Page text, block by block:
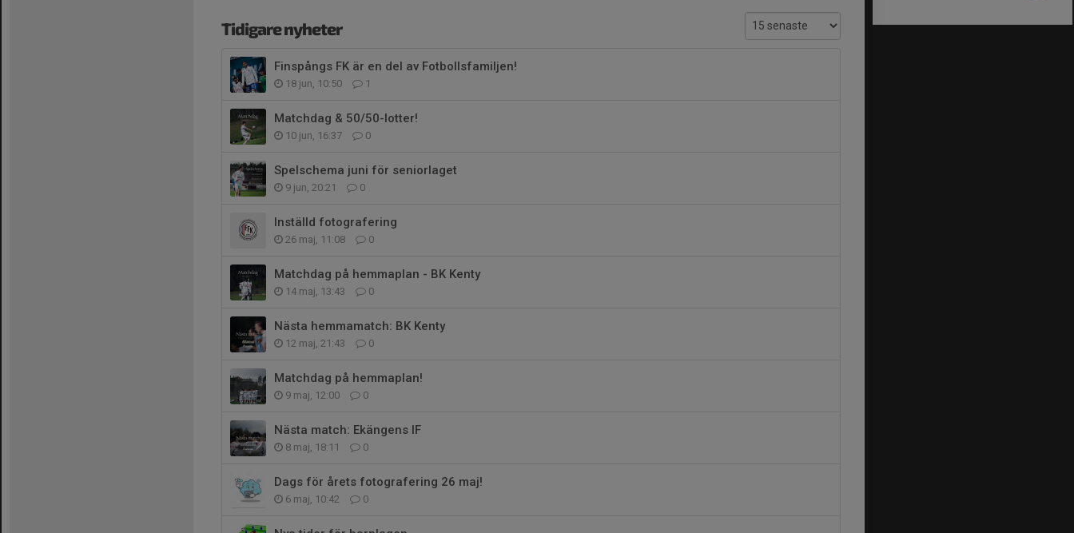
Tidigare nyheter
Finspångs FK är en del av Fotbollsfamiljen!
18 jun, 10:50 1
Matchdag & 50/50-lotter!
10 jun, 16:37 0
Spelschema juni för seniorlaget
9 jun, 20:21 0
Inställd fotografering
26 maj, 11:08 0
Matchdag på hemmaplan - BK Kenty
14 maj, 13:43 0
Nästa hemmamatch: BK Kenty
12 maj, 21:43 0
Matchdag på hemmaplan!
9 maj, 12:00 0
Nästa match: Ekängens IF
8 maj, 18:11 0
Dags för årets fotografering 26 maj!
6 maj, 10:42 0